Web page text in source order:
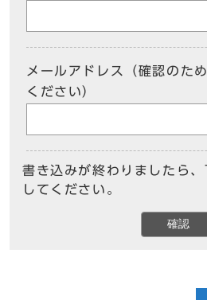
メールアドレス（確認のた
ください）
書き込みが終わりましたら
してください。
確認